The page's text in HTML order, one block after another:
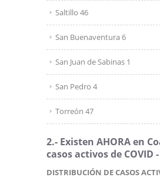
Saltillo 46
San Buenaventura 6
San Juan de Sabinas 1
San Pedro 4
Torreón 47
2.- Existen AHORA en
casos activos de COVID
DISTRIBUCIÓN DE CASOS